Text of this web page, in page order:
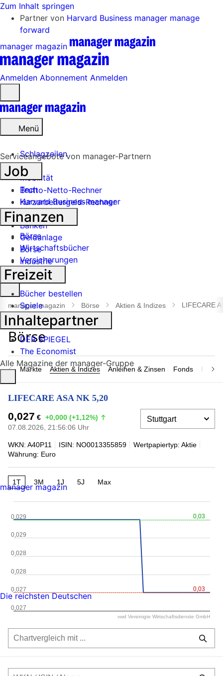
Zum Inhalt springen
Partner von Harvard Business manager manage
forward
manager magazin
Anmelden Abonnement Anmelden
öffnen
Menü
Schlagzeilen
Mobilität
Tech
Harvard Business manager
Handel
Banken
Geldanlage
Börse
Industrie
Suche
öffnen
manager magazin Börse Aktien & Indizes LIFECARE
Märkte Aktien & Indizes Anleihen & Zinsen Fonds
LIFECARE ASA NK 5,20
0,027 € +0,000 (+1,12%)
07.08.2026, 21:56:06 Uhr
WKN: A40P11 ISIN: NO0013355859
Wertpapiertyp: Aktie
Währung: Euro
1T 3M 1J 5J Max
0,03
0,03
0,027
0,028
0,029
0,027
0,028
0,029
vwd Vereinigte Wirtschaftsdienste GmbH
Serviceangebote von manager-Partnern
Job
Brutto-Netto-Rechner
Kurzarbeitergeld-Rechner
Finanzen
Börse
Wirtschaftsbücher
Versicherungen
Freizeit
Bücher bestellen
Spiele
Inhaltepartner
DER SPIEGEL
The Economist
Alle Magazine der manager-Gruppe
manager magazin
Die reichsten Deutschen